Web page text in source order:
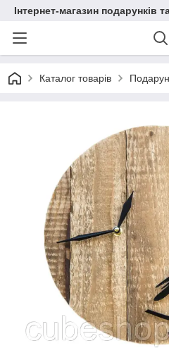
Інтернет-магазин подарунків
Каталог товарів